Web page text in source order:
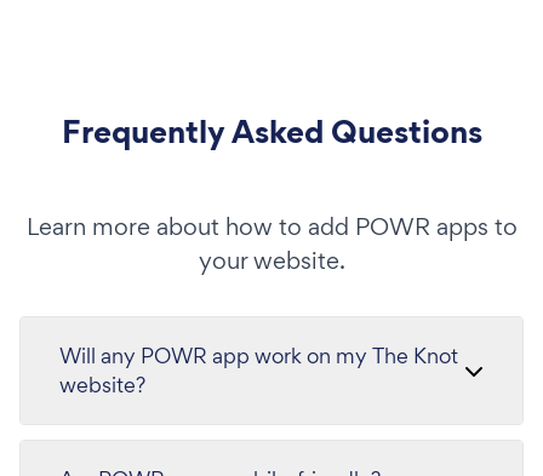
Frequently Asked Questions
Learn more about how to add POWR apps to
your website.
Will any POWR app work on my The Knot
website?